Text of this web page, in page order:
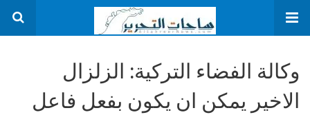
وكالة الفضاء التركية: الزلزال
الاخير يمكن ان يكون بفعل فاعل